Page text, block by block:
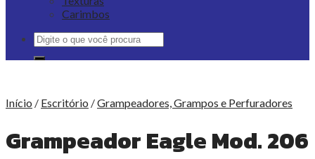
Carimbos
Pesquisar
por:
Início / Escritório /Grampeadores, Grampos e Perfuradores
Grampeador Eagle Mod. 206